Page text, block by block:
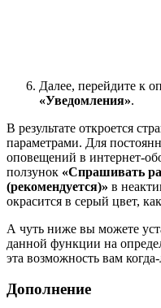
Далее, перейдите к
«Уведомления».
В результате откроется
параметрами. Для
оповещений в интернет-
ползунок «Спрашивать
(рекомендуется)» в
окрасится в серый цвет,
А чуть ниже вы можете
данной функции на
эта возможность вам
Дополнение